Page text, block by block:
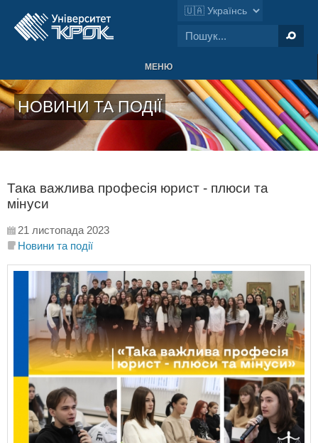
МЕНЮ
НОВИНИ ТА ПОДІЇ
Така важлива професія юрист - плюси та
мінуси
21 листопада 2023
Новини та події